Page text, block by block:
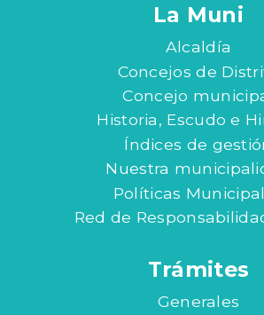
La Muni
Alcaldía
Concejos de
Concejo
Historia, Escudo e
Índices de
Nuestra
Políticas
Red de
Trámites
Generales